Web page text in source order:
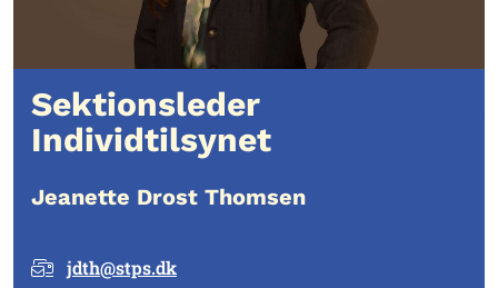
Sektionsleder
Individtilsynet
Jeanette Drost Thomsen
jdth@stps.dk